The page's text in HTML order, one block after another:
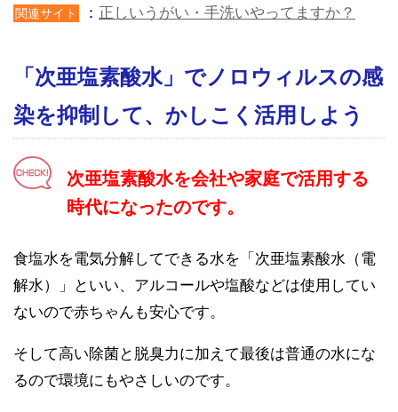
関連サイト ： 正しいうがい・手洗いやってますか？
「次亜塩素酸水」でノロウィルスの感
染を抑制して、かしこく活用しよう
次亜塩素酸水を会社や家庭で活用する
時代になったのです。
食塩水を電気分解してできる水を「次亜塩素酸水（電
解水）」といい、アルコールや塩酸などは使用してい
ないので赤ちゃんも安心です。
そして高い除菌と脱臭力に加えて最後は普通の水にな
るので環境にもやさしいのです。